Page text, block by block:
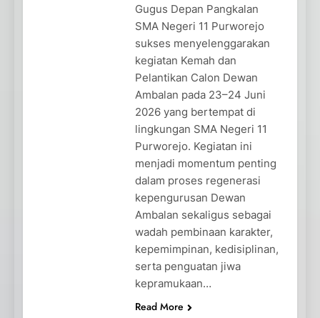
Gugus Depan Pangkalan
SMA Negeri 11 Purworejo
sukses menyelenggarakan
kegiatan Kemah dan
Pelantikan Calon Dewan
Ambalan pada 23–24 Juni
2026 yang bertempat di
lingkungan SMA Negeri 11
Purworejo. Kegiatan ini
menjadi momentum penting
dalam proses regenerasi
kepengurusan Dewan
Ambalan sekaligus sebagai
wadah pembinaan karakter,
kepemimpinan, kedisiplinan,
serta penguatan jiwa
kepramukaan…
Read More